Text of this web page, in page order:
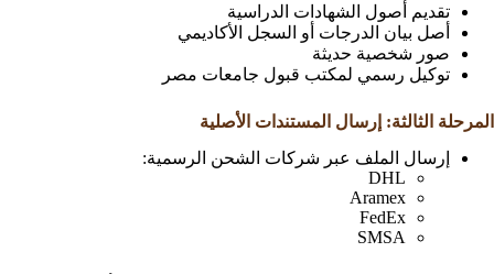
تقديم أصول الشهادات الدراسية
أصل بيان الدرجات أو السجل الأكاديمي
صور شخصية حديثة
توكيل رسمي لمكتب قبول جامعات مصر
المرحلة الثالثة: إرسال المستندات الأصلية
إرسال الملف عبر شركات الشحن الرسمية:
DHL
Aramex
FedEx
SMSA